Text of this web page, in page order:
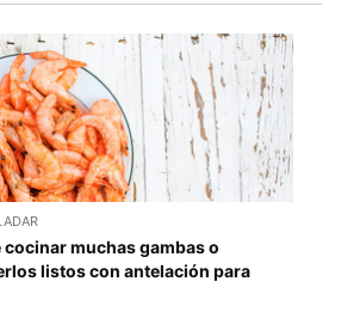
muchas gambas o
listos con antelación para